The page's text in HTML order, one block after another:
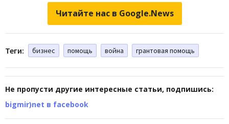
Читайте нас в Google.News
Теги: бизнес помощь война грантовая помощь
Не пропусти другие интересные статьи, подпишись:
bigmir)net в facebook